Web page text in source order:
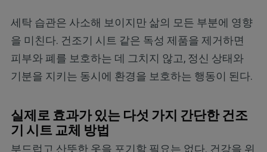
세탁 습관은 사소해 보이지만 삶의 모든 부분에 영향
을 미친다. 건조기 시트 같은 독성 제품을 제거하면
피부와 폐를 보호하는 데 그치지 않고, 정신 상태와
기분을 지키는 동시에 환경을 보호하는 행동이 된다.
실제로 효과가 있는 다섯 가지 간단한 건조
기 시트 교체 방법
부드럽고 산뜻한 옷을 포기할 필요는 없다. 건강을 위